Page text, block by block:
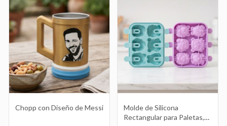
Molde de Silicona Rectangular para
Paletas, Helados con Forma de
Animales X6
$ 8.990
Forma de Animales, Huella
$ 10.490
Chopp con Diseño de Messi
Molde de Silicona
Rectangular para Paletas,